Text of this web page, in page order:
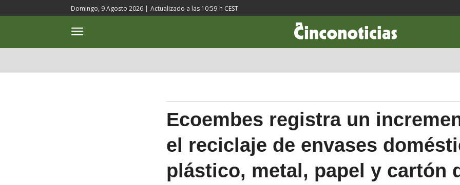
Domingo, 9 Agosto 2026 | Actualizado a las 10:59 h CEST
Ecoembes registra un
el reciclaje de envases
plástico, metal, papel y cartón